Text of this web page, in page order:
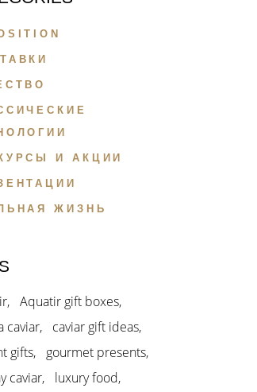
И АКЦИИ
ЖИЗНЬ
Aquatir gift boxes
caviar
caviar gift ideas
gifts
gourmet presents
caviar
luxury food